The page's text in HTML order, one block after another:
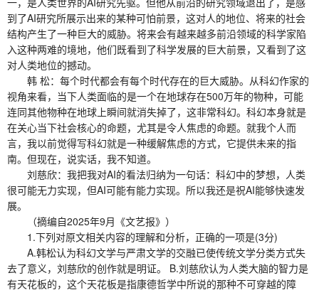
到了AI研究所展示出来的某种可怕前景，这对人的地位、将来的社会
结构产生了一种巨大的威胁。将来会有越来越多前沿领域的科学家陷
入这种两难的境地，他们既看到了科学发展的巨大前景，又看到了这
对人类地位的撼动。
韩 松：每个时代都会有每个时代存在的巨大威胁。从科幻作家的
视角来看，当下人类面临的是一个在地球存在500万年的物种，可能
连同其他物种在地球上瞬间就消失掉了，这非常科幻。科幻本身就是
在关心当下社会核心的命题，尤其是令人焦虑的命题。就我个人而
言，我以前觉得写科幻就是一种缓解焦虑的方式，它提供未来的指
南。但现在，说实话，我不知道。
刘慈欣：我把我对AI的看法归纳为一句话：科幻中的梦想，人类
很可能无力实现，但AI可能有能力实现。所以我还是祝AI能够快速发
展。
（摘编自2025年9月《文艺报》）
1.下列对原文相关内容的理解和分析，正确的一项是(3分)
A.韩松认为科幻文学与严肃文学的交融已使传统文学分类方式失
去了意义，刘慈欣的创作就是明证。 B.刘慈欣认为人类大脑的智力是
有天花板的，这个天花板是指康德哲学中所说的那种不可穿越的障